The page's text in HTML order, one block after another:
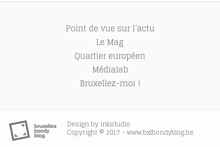
Point de vue sur l’actu
Le Mag
Quartier européen
Médialab
Bruxellez-moi !
Design by inkstudio
Copyright © 2017 - www.bxlbondyblog.be